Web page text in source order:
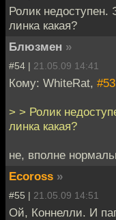
Ролик недоступен.
линка какая?
Блюзмен »
#54 | 21.05.09 14:41
Кому: WhiteRat, #53
> > Ролик
линка какая?
не, вполне
Ecoross »
#55 | 21.05.09 14:51
Ой, Коннелли. И